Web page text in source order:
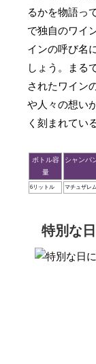
るかを物語っ
で独自のワイ
インの呼び名
しょう。まる
されたワイン
や人々の想い
く刻まれてい
ボトル容
量
シャンパ
6リットル マチュザレ
特別な